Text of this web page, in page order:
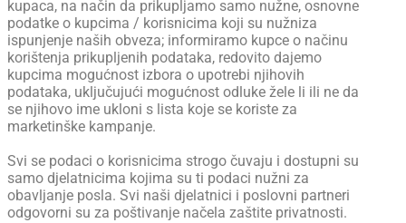
kupaca, na način da prikupljamo samo nužne, osnovne
podatke o kupcima / korisnicima koji su nužniza
ispunjenje naših obveza; informiramo kupce o načinu
korištenja prikupljenih podataka, redovito dajemo
kupcima mogućnost izbora o upotrebi njihovih
podataka, uključujući mogućnost odluke žele li ili ne da
se njihovo ime ukloni s lista koje se koriste za
marketinške kampanje.
Svi se podaci o korisnicima strogo čuvaju i dostupni su
samo djelatnicima kojima su ti podaci nužni za
obavljanje posla. Svi naši djelatnici i poslovni partneri
odgovorni su za poštivanje načela zaštite privatnosti.